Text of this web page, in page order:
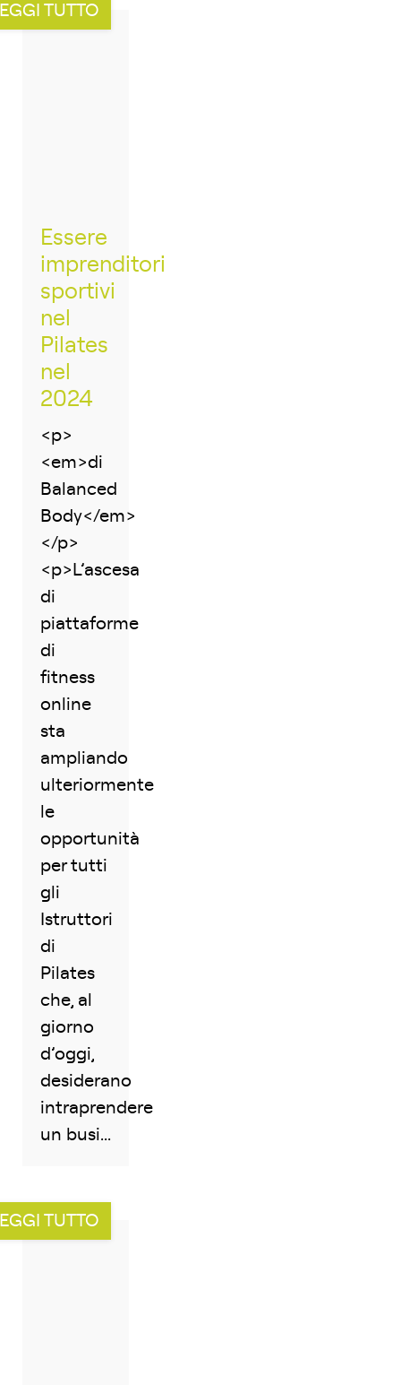
TUTTO
Essere
imprenditori
sportivi
nel
Pilates
nel
2024
<p>
<em>di
Balanced
Body</em>
</p>
<p>L’ascesa
di
piattaforme
di
fitness
online
sta
ampliando
ulteriormente
le
opportunità
per tutti
gli
Istruttori
di
Pilates
che, al
giorno
d’oggi,
desiderano
intraprendere
un busi...
TUTTO